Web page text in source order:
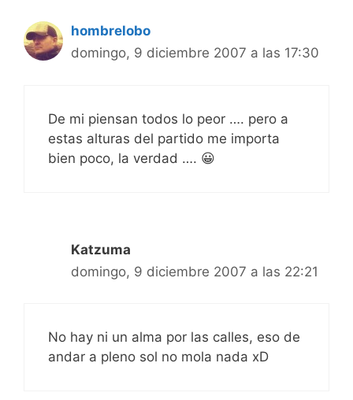
hombrelobo
domingo, 9 diciembre 2007 a las 17:30
De mi piensan todos lo peor …. pero a
estas alturas del partido me importa
bien poco, la verdad …. 😀
Katzuma
domingo, 9 diciembre 2007 a las 22:21
No hay ni un alma por las calles, eso de
andar a pleno sol no mola nada xD